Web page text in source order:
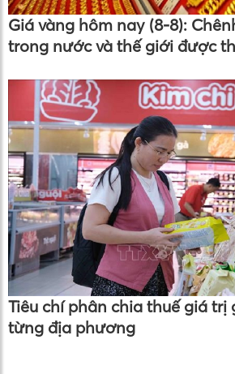
Giá vàng hôm nay (8-8):
trong nước và thế giới được
Tiêu chí phân chia thuế giá trị
từng địa phương